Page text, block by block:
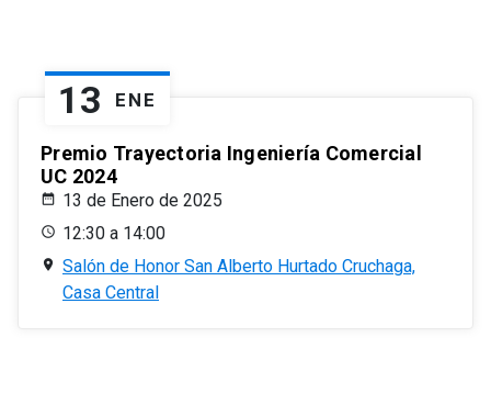
13 ENE
Premio Trayectoria Ingeniería Comercial
UC 2024
13 de Enero de 2025
12:30 a 14:00
Salón de Honor San Alberto Hurtado Cruchaga,
Casa Central